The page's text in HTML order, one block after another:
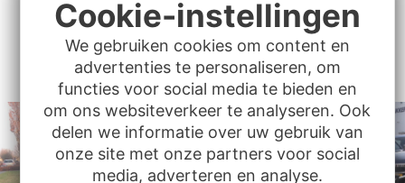
Neem contact met ons op
Cookie-instellingen
We gebruiken cookies om content en
advertenties te personaliseren, om
functies voor social media te bieden en
om ons websiteverkeer te analyseren. Ook
delen we informatie over uw gebruik van
onze site met onze partners voor social
media, adverteren en analyse.